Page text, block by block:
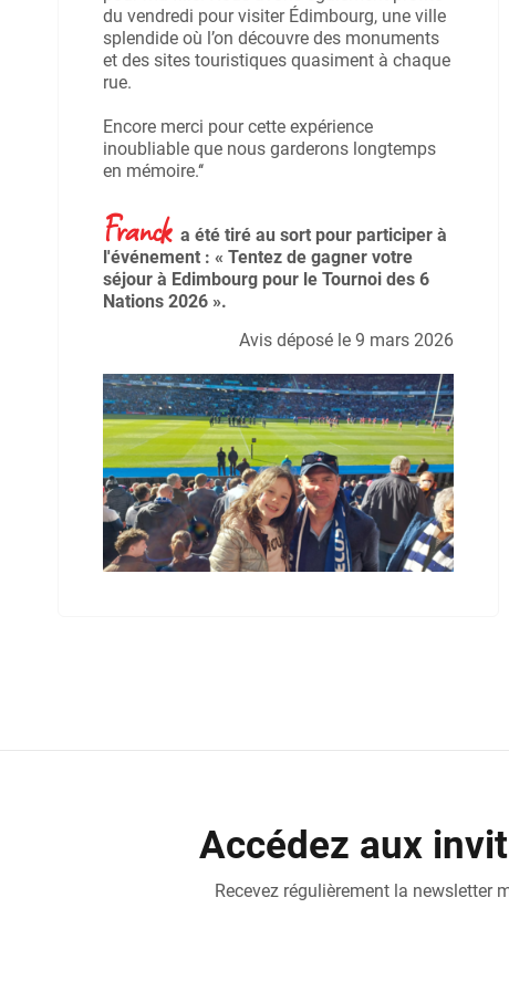
du vendredi pour visiter Édimbourg, une ville
splendide où l’on découvre des monuments
et des sites touristiques quasiment à chaque
rue.
Encore merci pour cette expérience
inoubliable que nous garderons longtemps
en mémoire.‘‘
Franck a été tiré au sort pour participer à
l'événement : « Tentez de gagner votre
séjour à Edimbourg pour le Tournoi des 6
Nations 2026 ».
Avis déposé le 9 mars 2026
Accédez aux
Recevez régulièrement la newsletter